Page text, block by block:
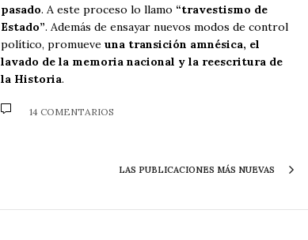
pasado. A este proceso lo llamo “travestismo de
Estado”. Además de ensayar nuevos modos de control
político, promueve una transición amnésica, el
lavado de la memoria nacional y la reescritura de
la Historia.
14 COMENTARIOS
LAS PUBLICACIONES MÁS NUEVAS